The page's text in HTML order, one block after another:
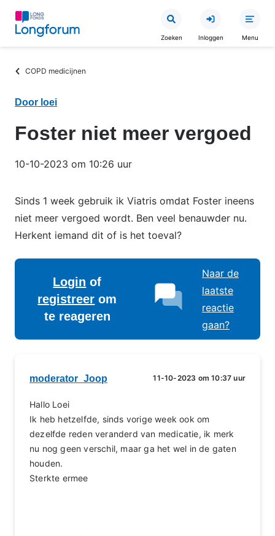
Overslaan
inhoud
Zoeken Inloggen Menu
Kruimelpad
COPD medicijnen
Door loei
Foster niet meer vergoed
10-10-2023 om 10:26 uur
Sinds 1 week gebruik ik Viatris omdat Foster ineens
niet meer vergoed wordt. Ben veel benauwder nu.
Herkent iemand dit of is het toeval?
Login of
registreer om
te reageren
Naar de
laatste
reactie
gaan?
moderator_Joop 11-10-2023 om 10:37 uur
Hallo Loei
Ik heb hetzelfde, sinds vorige week ook om
dezelfde reden veranderd van medicatie, ik merk
nu nog geen verschil, maar ga het wel in de gaten
houden.
Sterkte ermee